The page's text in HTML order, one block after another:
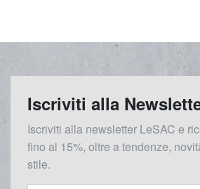
Iscriviti alla
Iscriviti alla newsletter LeSAC e
fino al 15%, oltre a tendenze,
stile.